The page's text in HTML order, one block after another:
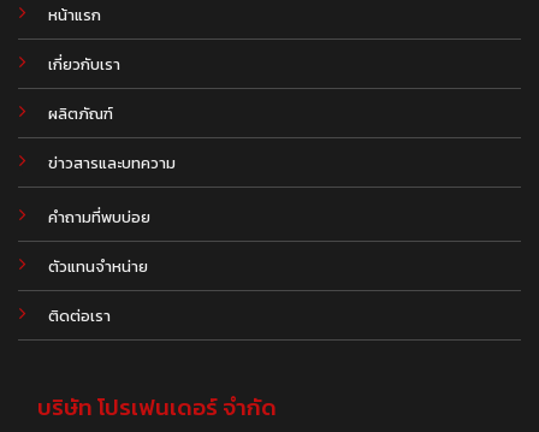
หน้าแรก
เกี่ยวกับเรา
ผลิตภัณฑ์
ข่าวสารและบทความ
.
คำถามที่พบบ่อย
ตัวแทนจำหน่าย
ติดต่อเรา
บริษัท โปรเฟนเดอร์ จำกัด